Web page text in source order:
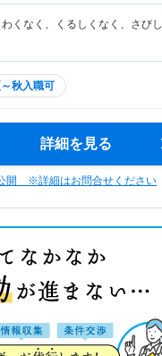
くなく、くるしくなく、さびし
秋入職可
詳細を見る
開 ※詳細はお問合せください